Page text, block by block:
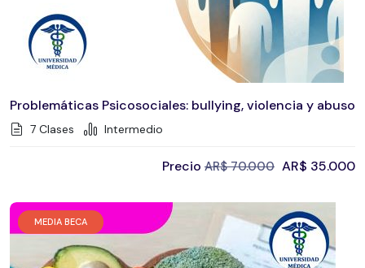
Problemáticas Psicosociales: bullying, violencia y abuso
7 Clases Intermedio
Precio AR$70.000 AR$ 35.000
MEDIA BECA